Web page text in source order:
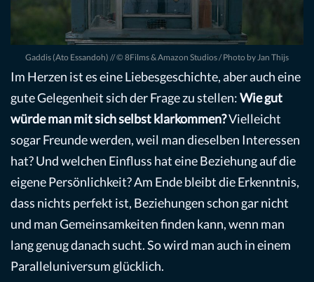
Gaddis (Ato Essandoh) // © 8Films & Amazon Studios / Photo by Jan Thijs
Im Herzen ist es eine Liebesgeschichte, aber auch eine
gute Gelegenheit sich der Frage zu stellen:Wie gut
würde man mit sich selbst klarkommen?Vielleicht
sogar Freunde werden, weil man dieselben Interessen
hat? Und welchen Einfluss hat eine Beziehung auf die
eigene Persönlichkeit? Am Ende bleibt die Erkenntnis,
dass nichts perfekt ist, Beziehungen schon gar nicht
und man Gemeinsamkeiten finden kann, wenn man
lang genug danach sucht. So wird man auch in einem
Paralleluniversum glücklich.